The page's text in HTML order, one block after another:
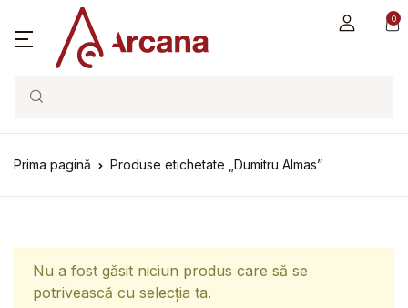
0
Search
Prima pagină Produse etichetate „Dumitru Almas”
Nu a fost găsit niciun produs care să se
potrivească cu selecția ta.